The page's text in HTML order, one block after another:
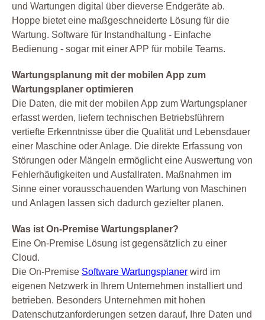
und Wartungen digital über dieverse Endgeräte ab.
Hoppe bietet eine maßgeschneiderte Lösung für die
Wartung. Software für Instandhaltung - Einfache
Bedienung - sogar mit einer APP für mobile Teams.
Wartungsplanung mit der mobilen App zum
Wartungsplaner optimieren
Die Daten, die mit der mobilen App zum Wartungsplaner
erfasst werden, liefern technischen Betriebsführern
vertiefte Erkenntnisse über die Qualität und Lebensdauer
einer Maschine oder Anlage. Die direkte Erfassung von
Störungen oder Mängeln ermöglicht eine Auswertung von
Fehlerhäufigkeiten und Ausfallraten. Maßnahmen im
Sinne einer vorausschauenden Wartung von Maschinen
und Anlagen lassen sich dadurch gezielter planen.
Was ist On-Premise Wartungsplaner?
Eine On-Premise Lösung ist gegensätzlich zu einer
Cloud.
Die On-Premise Software Wartungsplaner wird im
eigenen Netzwerk in Ihrem Unternehmen installiert und
betrieben. Besonders Unternehmen mit hohen
Datenschutzanforderungen setzen darauf, Ihre Daten und